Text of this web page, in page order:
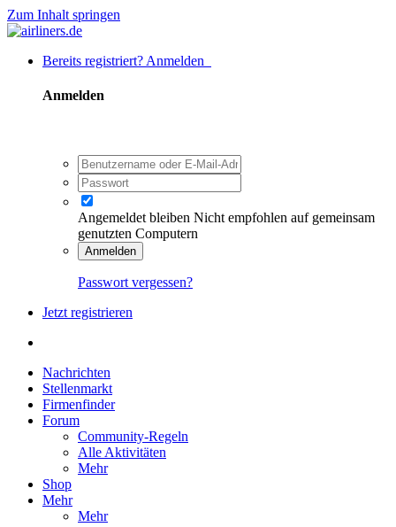
Zum Inhalt springen
Bereits registriert? Anmelden
Anmelden
Angemeldet bleiben Nicht empfohlen auf gemeinsam
genutzten Computern
Anmelden
Passwort vergessen?
Jetzt registrieren
Nachrichten
Stellenmarkt
Firmenfinder
Forum
Community-Regeln
Alle Aktivitäten
Mehr
Shop
Mehr
Mehr